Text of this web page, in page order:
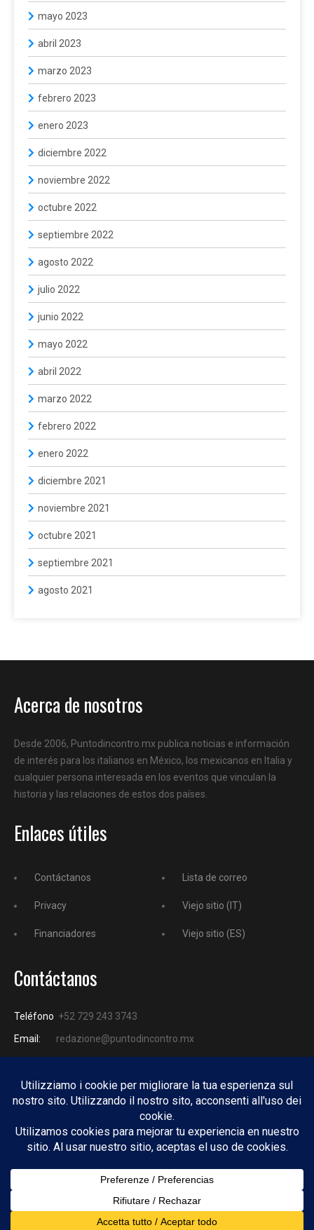
mayo 2023
abril 2023
marzo 2023
febrero 2023
enero 2023
diciembre 2022
noviembre 2022
octubre 2022
septiembre 2022
agosto 2022
julio 2022
junio 2022
mayo 2022
abril 2022
marzo 2022
febrero 2022
enero 2022
diciembre 2021
noviembre 2021
octubre 2021
septiembre 2021
agosto 2021
Acerca de nosotros
Desde 2006, Puntodincontro.mx publica noticias e información
de interés para los italianos en México, los mexicanos en Italia y
cualquier persona interesada en los eventos que vinculan la
historia y las relaciones de estos dos países.
Enlaces útiles
Contáctanos
Privacy
Financiadores
Lista de correo
Viejo sitio (IT)
Viejo sitio (ES)
Contáctanos
Teléfono +52 729 243 3743
Email:
redazione@puntodincontro.mx
PUNTODINCONTRO
Copyright © 2025 Puntodincontro
Design by DisegnoW